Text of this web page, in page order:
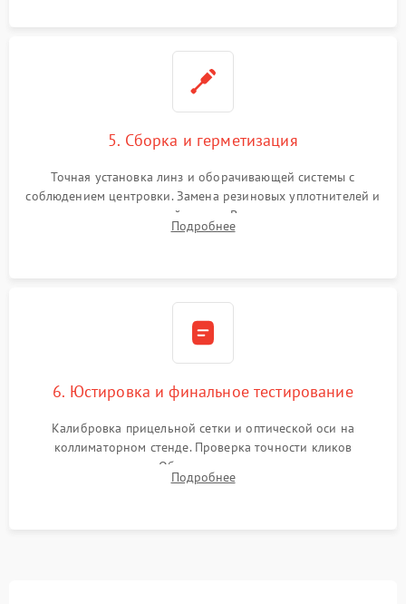
5. Сборка и герметизация
Точная установка линз и оборачивающей системы с
соблюдением центровки. Замена резиновых уплотнителей и
нанесение влагозащитной смазки. Вакуумирование корпуса
и заполнение его осушенным азотом или аргоном для
Подробнее
6. Юстировка и финальное тестирование
Калибровка прицельной сетки и оптической оси на
коллиматорном стенде. Проверка точности кликов
механизма поправок. Обязательное испытание прицела на
ударном стенде для проверки устойчивости к отдаче и
Подробнее